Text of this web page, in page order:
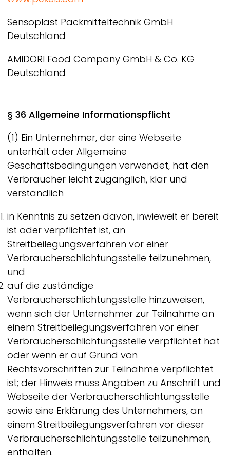
Sensoplast Packmitteltechnik GmbH
Deutschland
AMIDORI Food Company GmbH & Co. KG
Deutschland
§ 36 Allgemeine Informationspflicht
(1) Ein Unternehmer, der eine Webseite
unterhält oder Allgemeine
Geschäftsbedingungen verwendet, hat den
Verbraucher leicht zugänglich, klar und
verständlich
in Kenntnis zu setzen davon, inwieweit er bereit
ist oder verpflichtet ist, an
Streitbeilegungsverfahren vor einer
Verbraucherschlichtungsstelle teilzunehmen,
und
auf die zuständige
Verbraucherschlichtungsstelle hinzuweisen,
wenn sich der Unternehmer zur Teilnahme an
einem Streitbeilegungsverfahren vor einer
Verbraucherschlichtungsstelle verpflichtet hat
oder wenn er auf Grund von
Rechtsvorschriften zur Teilnahme verpflichtet
ist; der Hinweis muss Angaben zu Anschrift und
Webseite der Verbraucherschlichtungsstelle
sowie eine Erklärung des Unternehmers, an
einem Streitbeilegungsverfahren vor dieser
Verbraucherschlichtungsstelle teilzunehmen,
enthalten.